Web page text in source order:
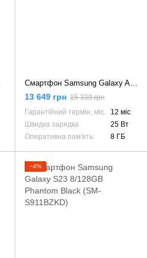
13 649 грн 15 339 грн
Гарантійний термін, міс.
12 міс
Швидка зарядка
25 Вт
Оперативна пам'ять:
8 ГБ
−4%